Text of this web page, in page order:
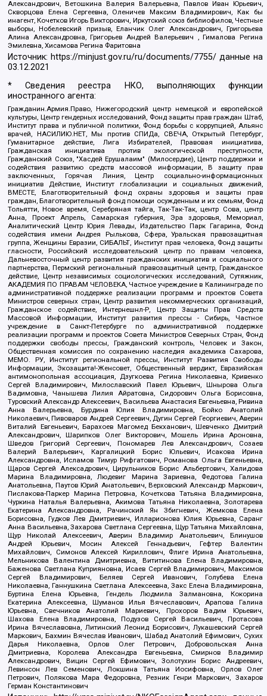
Александрович, Ветошкина Валерия Валерьевна, Павлов Иван Юрьевич,
Скворцова Елена Сергеевна, Оленичев Максим Владимирович, Как бы
инагент, Кочетков Игорь Викторович, Иркутский союз библиофилов, Честные
выборы, Нобелевский призыв, Еланчик Олег Александрович, Григорьева
Алина Александровна, Григорьев Андрей Валерьевич , Гималова Регина
Эмилевна, Хисамова Регина Фаритовна
Источник: https://minjust.gov.ru/ru/documents/7755/ данные на
03.12.2021
* Сведения реестра НКО, выполняющих функции
иностранного агента:
Гражданин.Армия.Право, Нижегородский центр немецкой и европейской
культуры, Центр гендерных исследований, Фонд защиты прав граждан Штаб,
Институт права и публичной политики, Фонд борьбы с коррупцией, Альянс
врачей, НАСИЛИЮ.НЕТ, Мы против СПИДа, СВЕЧА, Открытый Петербург,
Гуманитарное действие, Лига Избирателей, Правовая инициатива,
Гражданская инициатива против экологической преступности,
Гражданский Союз, "Хасдей Ерушалаим" (Милосердие), Центр поддержки и
содействия развитию средств массовой информации, В защиту прав
заключенных, Горячая Линия, Центр социально-информационных
инициатив Действие, Институт глобализации и социальных движений,
ВМЕСТЕ, Благотворительный фонд охраны здоровья и защиты прав
граждан, Благотворительный фонд помощи осужденным и их семьям, Фонд
Тольятти, Новое время, Серебряная тайга, Так-Так-Так, центр Сова, центр
Анна, Проект Апрель, Самарская губерния, Эра здоровья, Мемориал,
Аналитический Центр Юрия Левады, Издательство Парк Гагарина, Фонд
содействия имени Андрея Рылькова, Сфера, Уральская правозащитная
группа, Женщины Евразии, СИБАЛЬТ, Институт прав человека, Фонд защиты
гласности, Российский исследовательский центр по правам человека,
Дальневосточный центр развития гражданских инициатив и социального
партнерства, Пермский региональный правозащитный центр, Гражданское
действие, Центр независимых социологических исследований, Сутяжник,
АКАДЕМИЯ ПО ПРАВАМ ЧЕЛОВЕКА, Частное учреждение в Калининграде по
административной поддержке реализации программ и проектов Совета
Министров северных стран, Центр развития некоммерческих организаций,
Гражданское содействие, Интернешнл-Р, Центр Защиты Прав Средств
Массовой Информации, Институт развития прессы - Сибирь, Частное
учреждение в Санкт-Петербурге по административной поддержке
реализации программ и проектов Совета Министров Северных Стран, Фонд
поддержки свободы прессы, Гражданский контроль, Человек и Закон,
Общественная комиссия по сохранению наследия академика Сахарова,
МЕМО. РУ, Институт региональной прессы, Институт Развития Свободы
Информации, Экозащита!-Женсовет, Общественный вердикт, Евразийская
антимонопольная ассоциация, Дзугкоева Регина Николаевна, Кривенко
Сергей Владимирович, Милославский Павел Юрьевич, Шнырова Ольга
Вадимовна, Чанышева Лилия Айратовна, Сидорович Ольга Борисовна,
Туровский Александр Алексеевич, Васильева Анастасия Евгеньевна, Ривина
Анна Валерьевна, Бурдина Юлия Владимировна, Бойко Анатолий
Николаевич, Пивоваров Андрей Сергеевич, Дугин Сергей Георгиевич, Аверин
Виталий Евгеньевич, Барахоев Магомед Бекханович, Шевченко Дмитрий
Александрович, Шарипков Олег Викторович, Мошель Ирина Ароновна,
Шведов Григорий Сергеевич, Пономарев Лев Александрович, Созаев
Валерий Валерьевич, Каргалицкий Борис Юльевич, Исакова Ирина
Александровна, Исламов Тимур Рифгатович, Романова Ольга Евгеньевна,
Щаров Сергей Алексадрович, Цирульников Борис Альбертович, Халидова
Марина Владимировна, Людевиг Марина Зариевна, Федотова Галина
Анатольевна, Паутов Юрий Анатольевич, Верховский Александр Маркович,
Пислакова-Паркер Марина Петровна, Кочеткова Татьяна Владимировна,
Чуркина Наталья Валерьевна, Акимова Татьяна Николаевна, Золотарева
Екатерина Александровна, Рачинский Ян Збигневич, Жемкова Елена
Борисовна, Гудков Лев Дмитриевич, Илларионова Юлия Юрьевна, Саранг
Анна Васильевна, Захарова Светлана Сергеевна, Щур Татьяна Михайловна,
Щур Николай Алексеевич, Аверин Владимир Анатольевич, Блинушов
Андрей Юрьевич, Мосин Алексей Геннадьевич, Гефтер Валентин
Михайлович, Симонов Алексей Кириллович, Флиге Ирина Анатольевна,
Мельникова Валентина Дмитриевна, Вититинова Елена Владимировна,
Баженова Светлана Куприяновна, Исаев Сергей Владимирович, Максимов
Сергей Владимирович, Беляев Сергей Иванович, Голубева Елена
Николаевна, Ганнушкина Светлана Алексеевна, Закс Елена Владимировна,
Буртина Елена Юрьевна, Гендель Людмила Залмановна, Кокорина
Екатерина Алексеевна, Шуманов Илья Вячеславович, Арапова Галина
Юрьевна, Свечников Анатолий Мариевич, Прохоров Вадим Юрьевич,
Шахова Елена Владимировна, Подузов Сергей Васильевич, Протасова
Ирина Вячеславовна, Литинский Леонид Борисович, Лукашевский Сергей
Маркович, Бахмин Вячеслав Иванович, Шабад Анатолий Ефимович, Сухих
Дарья Николаевна, Орлов Олег Петрович, Добровольская Анна
Дмитриевна, Королева Александра Евгеньевна, Смирнов Владимир
Александрович, Вицин Сергей Ефимович, Золотухин Борис Андреевич,
Левинсон Лев Семенович, Локшина Татьяна Иосифовна, Орлов Олег
Петрович, Полякова Мара Федоровна, Резник Генри Маркович, Захаров
Герман Константинович